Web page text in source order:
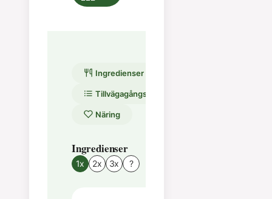
Ingredienser
Tillvägagångssätt
Näring
Ingredienser
1x 2x 3x ?